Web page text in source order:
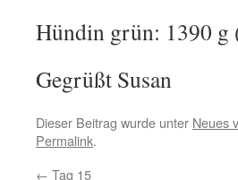
Hündin grün: 1390 g
Gegrüßt Susan
Dieser Beitrag wurde unter Neues
Permalink.
← Tag 15